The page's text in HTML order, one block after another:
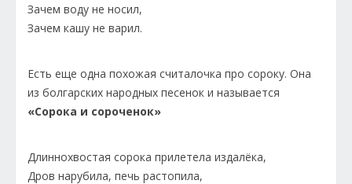
Зачем воду не носил,
Зачем кашу не варил.
Есть еще одна похожая считалочка про сороку. Она
из болгарских народных песенок и называется
«Сорока и сороченок»
Длиннохвостая сорока прилетела издалёка,
Дров нарубила, печь растопила,